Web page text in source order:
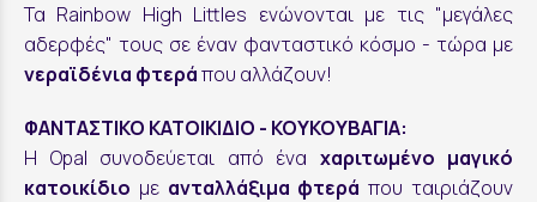
Τα Rainbow High Littles ενώνονται με τις "μεγάλες
αδερφές" τους σε έναν φανταστικό κόσμο - τώρα με
νεραϊδένια φτεράπου αλλάζουν!
ΦΑΝΤΑΣΤΙΚΟ ΚΑΤΟΙΚΙΔΙΟ - ΚΟΥΚΟΥΒΑΓΙΑ:
Η Opal συνοδεύεται από ένα χαριτωμένο μαγικό
κατοικίδιο με ανταλλάξιμα φτερά που ταιριάζουν